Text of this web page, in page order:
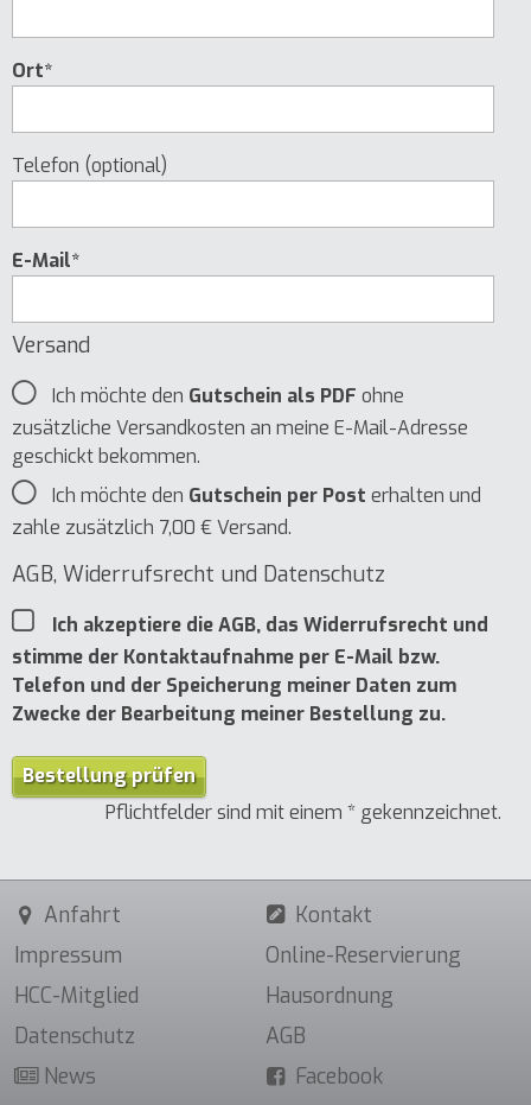
Ort*
Telefon (optional)
E-Mail*
Versand
Ich möchte den Gutschein als PDF ohne
zusätzliche Versandkosten an meine E-Mail-Adresse
geschickt bekommen.
Ich möchte den Gutschein per Post erhalten und
zahle zusätzlich 7,00 € Versand.
AGB, Widerrufsrecht und Datenschutz
Ich akzeptiere die AGB, das Widerrufsrecht und
stimme der Kontaktaufnahme per E-Mail bzw.
Telefon und der Speicherung meiner Daten zum
Zwecke der Bearbeitung meiner Bestellung zu.
Bestellung prüfen
Pflichtfelder sind mit einem * gekennzeichnet.
Anfahrt
Kontakt
Impressum
Online-Reservierung
HCC-Mitglied
Haus­ordnung
Daten­schutz
AGB
News
Facebook